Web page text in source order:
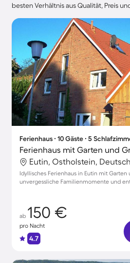
besten Verhältnis aus Qualität, Preis
Ferienhaus ∙ 10 Gäste ∙ 5
Ferienhaus mit Garten und
Eutin, Ostholstein,
Idyllisches Ferienhaus in Eutin mit Garten
unvergessliche Familienmomente und
ab 150 €
pro Nacht
4.7